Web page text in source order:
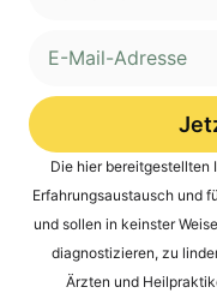
Alternative:
Die hier bereitgestellten
Erfahrungsaustausch und
und sollen in keinster
diagnostizieren, zu
Ärzten und